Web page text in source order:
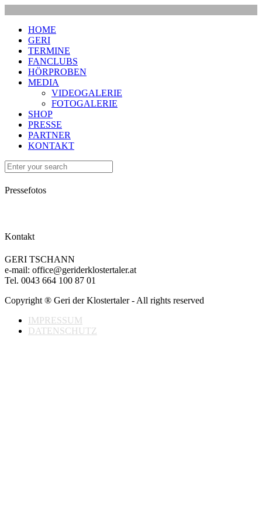
HOME
GERI
TERMINE
FANCLUBS
HÖRPROBEN
MEDIA
VIDEOGALERIE
FOTOGALERIE
SHOP
PRESSE
PARTNER
KONTAKT
Pressefotos
Kontakt
GERI TSCHANN
e-mail: office@geriderklostertaler.at
Tel. 0043 664 100 87 01
Copyright ® Geri der Klostertaler - All rights reserved
IMPRESSUM
DATENSCHUTZ